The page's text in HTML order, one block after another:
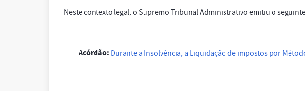
Neste contexto legal, o Supremo Tribunal Administrativo emitiu o
Acórdão: Durante a Insolvência, a Liquidação de impostos por